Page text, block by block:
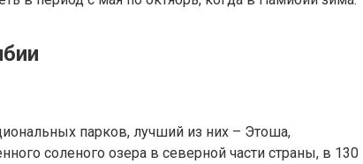
парков, лучший из них – Этоша,
соленого озера в северной части страны, в 130